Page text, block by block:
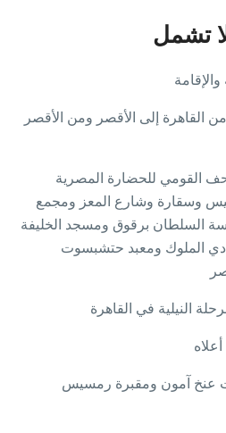
تشمل
القاهرة إلى الأقصر ومن الأقصر
القومي للحضارة المصرية
وسقارة وشارع المعز ومجمع
السلطان برقوق ومسجد الخليفة
الملوك ومعبد حتشبسوت
النيلية في القاهرة
عنخ آمون ومقبرة رمسيس